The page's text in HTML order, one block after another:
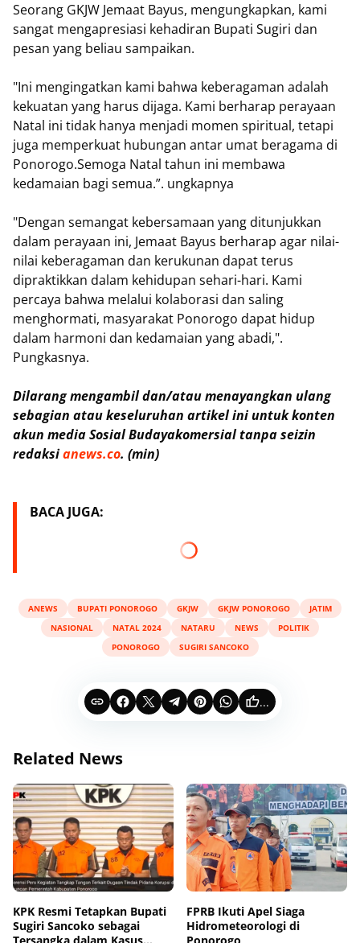
Seorang GKJW Jemaat Bayus, mengungkapkan, kami
sangat mengapresiasi kehadiran Bupati Sugiri dan
pesan yang beliau sampaikan.
"Ini mengingatkan kami bahwa keberagaman adalah
kekuatan yang harus dijaga. Kami berharap perayaan
Natal ini tidak hanya menjadi momen spiritual, tetapi
juga memperkuat hubungan antar umat beragama di
Ponorogo.Semoga Natal tahun ini membawa
kedamaian bagi semua.”. ungkapnya
"Dengan semangat kebersamaan yang ditunjukkan
dalam perayaan ini, Jemaat Bayus berharap agar nilai-
nilai keberagaman dan kerukunan dapat terus
dipraktikkan dalam kehidupan sehari-hari. Kami
percaya bahwa melalui kolaborasi dan saling
menghormati, masyarakat Ponorogo dapat hidup
dalam harmoni dan kedamaian yang abadi,".
Pungkasnya.
Dilarang mengambil dan/atau menayangkan ulang
sebagian atau keseluruhan artikel ini untuk konten
akun media Sosial Budayakomersial tanpa seizin
redaksianews.co. (min)
BACA JUGA:
ANEWS BUPATI PONOROGO GKJW GKJW PONOROGO
JATIM
NASIONAL
NATAL 2024 NATARU NEWS
POLITIK
PONOROGO
SUGIRI SANCOKO
...
Related News
KPK Resmi Tetapkan Bupati
Sugiri Sancoko sebagai
Tersangka dalam Kasus
FPRB Ikuti Apel Siaga
Hidrometeorologi di
Ponorogo